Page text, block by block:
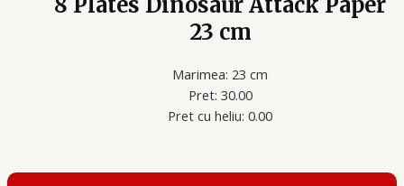
23 сm
Marimea: 23 cm
Pret: 30.00
Pret cu heliu: 0.00